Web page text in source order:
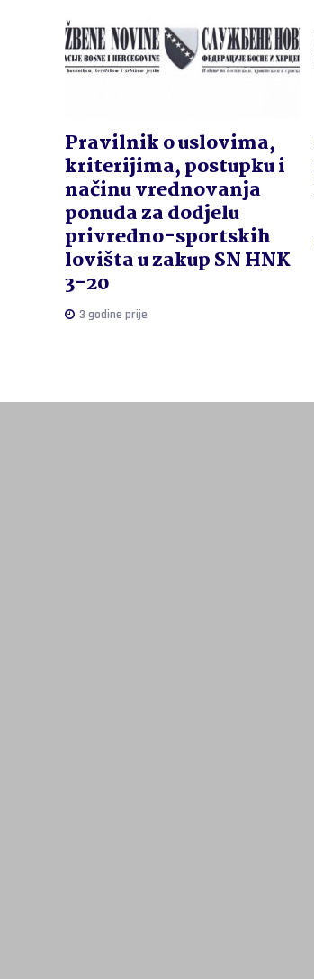
Pravilnik o uslovima,
kriterijima, postupku i
načinu vrednovanja
ponuda za dodjelu
privredno-sportskih
lovišta u zakup SN HNK
3-20
3 godine prije